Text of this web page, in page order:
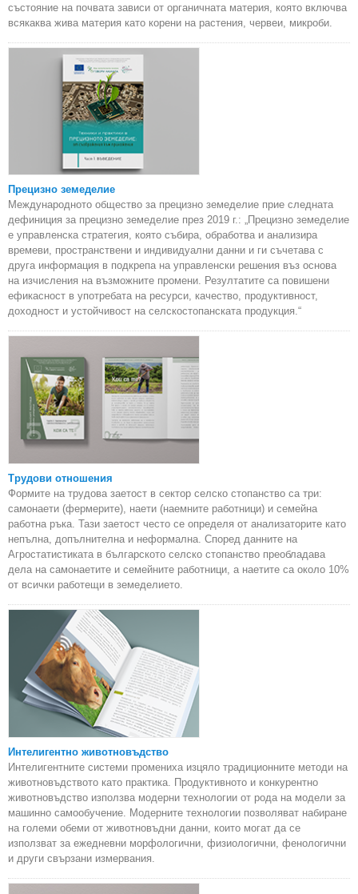
състояние на почвата зависи от органичната материя, която включва
всякаква жива материя като корени на растения, червеи, микроби.
Прецизно земеделие
Международното общество за прецизно земеделие прие следната
дефиниция за прецизно земеделие през 2019 г.: „Прецизно земеделие
е управленска стратегия, която събира, обработва и анализира
времеви, пространствени и индивидуални данни и ги съчетава с
друга информация в подкрепа на управленски решения въз основа
на изчисления на възможните промени. Резултатите са повишени
ефикасност в употребата на ресурси, качество, продуктивност,
доходност и устойчивост на селскостопанската продукция.“
Трудови отношения
Формите на трудова заетост в сектор селско стопанство са три:
самонаети (фермерите), наети (наемните работници) и семейна
работна ръка. Тази заетост често се определя от анализаторите като
непълна, допълнителна и неформална. Според данните на
Агростатистиката в българското селско стопанство преобладава
дела на самонаетите и семейните работници, а наетите са около 10%
от всички работещи в земеделието.
Интелигентно животновъдство
Интелигентните системи промениха изцяло традиционните методи на
животновъдството като практика. Продуктивното и конкурентно
животновъдство използва модерни технологии от рода на модели за
машинно самообучение. Модерните технологии позволяват набиране
на големи обеми от животновъдни данни, които могат да се
използват за ежедневни морфологични, физиологични, фенологични
и други свързани измервания.